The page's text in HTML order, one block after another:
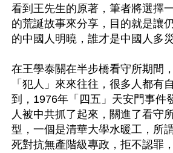
看到王先生的原著，筆者將選擇
的荒誕故事來分享，目的就是讓
的中國人明曉，誰才是中國人多
在王學泰關在半步橋看守所期間
「犯人」來來往往，很多人都有
到，1976年「四五」天安門事件
人被中共抓了起來，關進了看守
型，一個是清華大學水暖工，所
死對抗無產階級專政，拒不認罪